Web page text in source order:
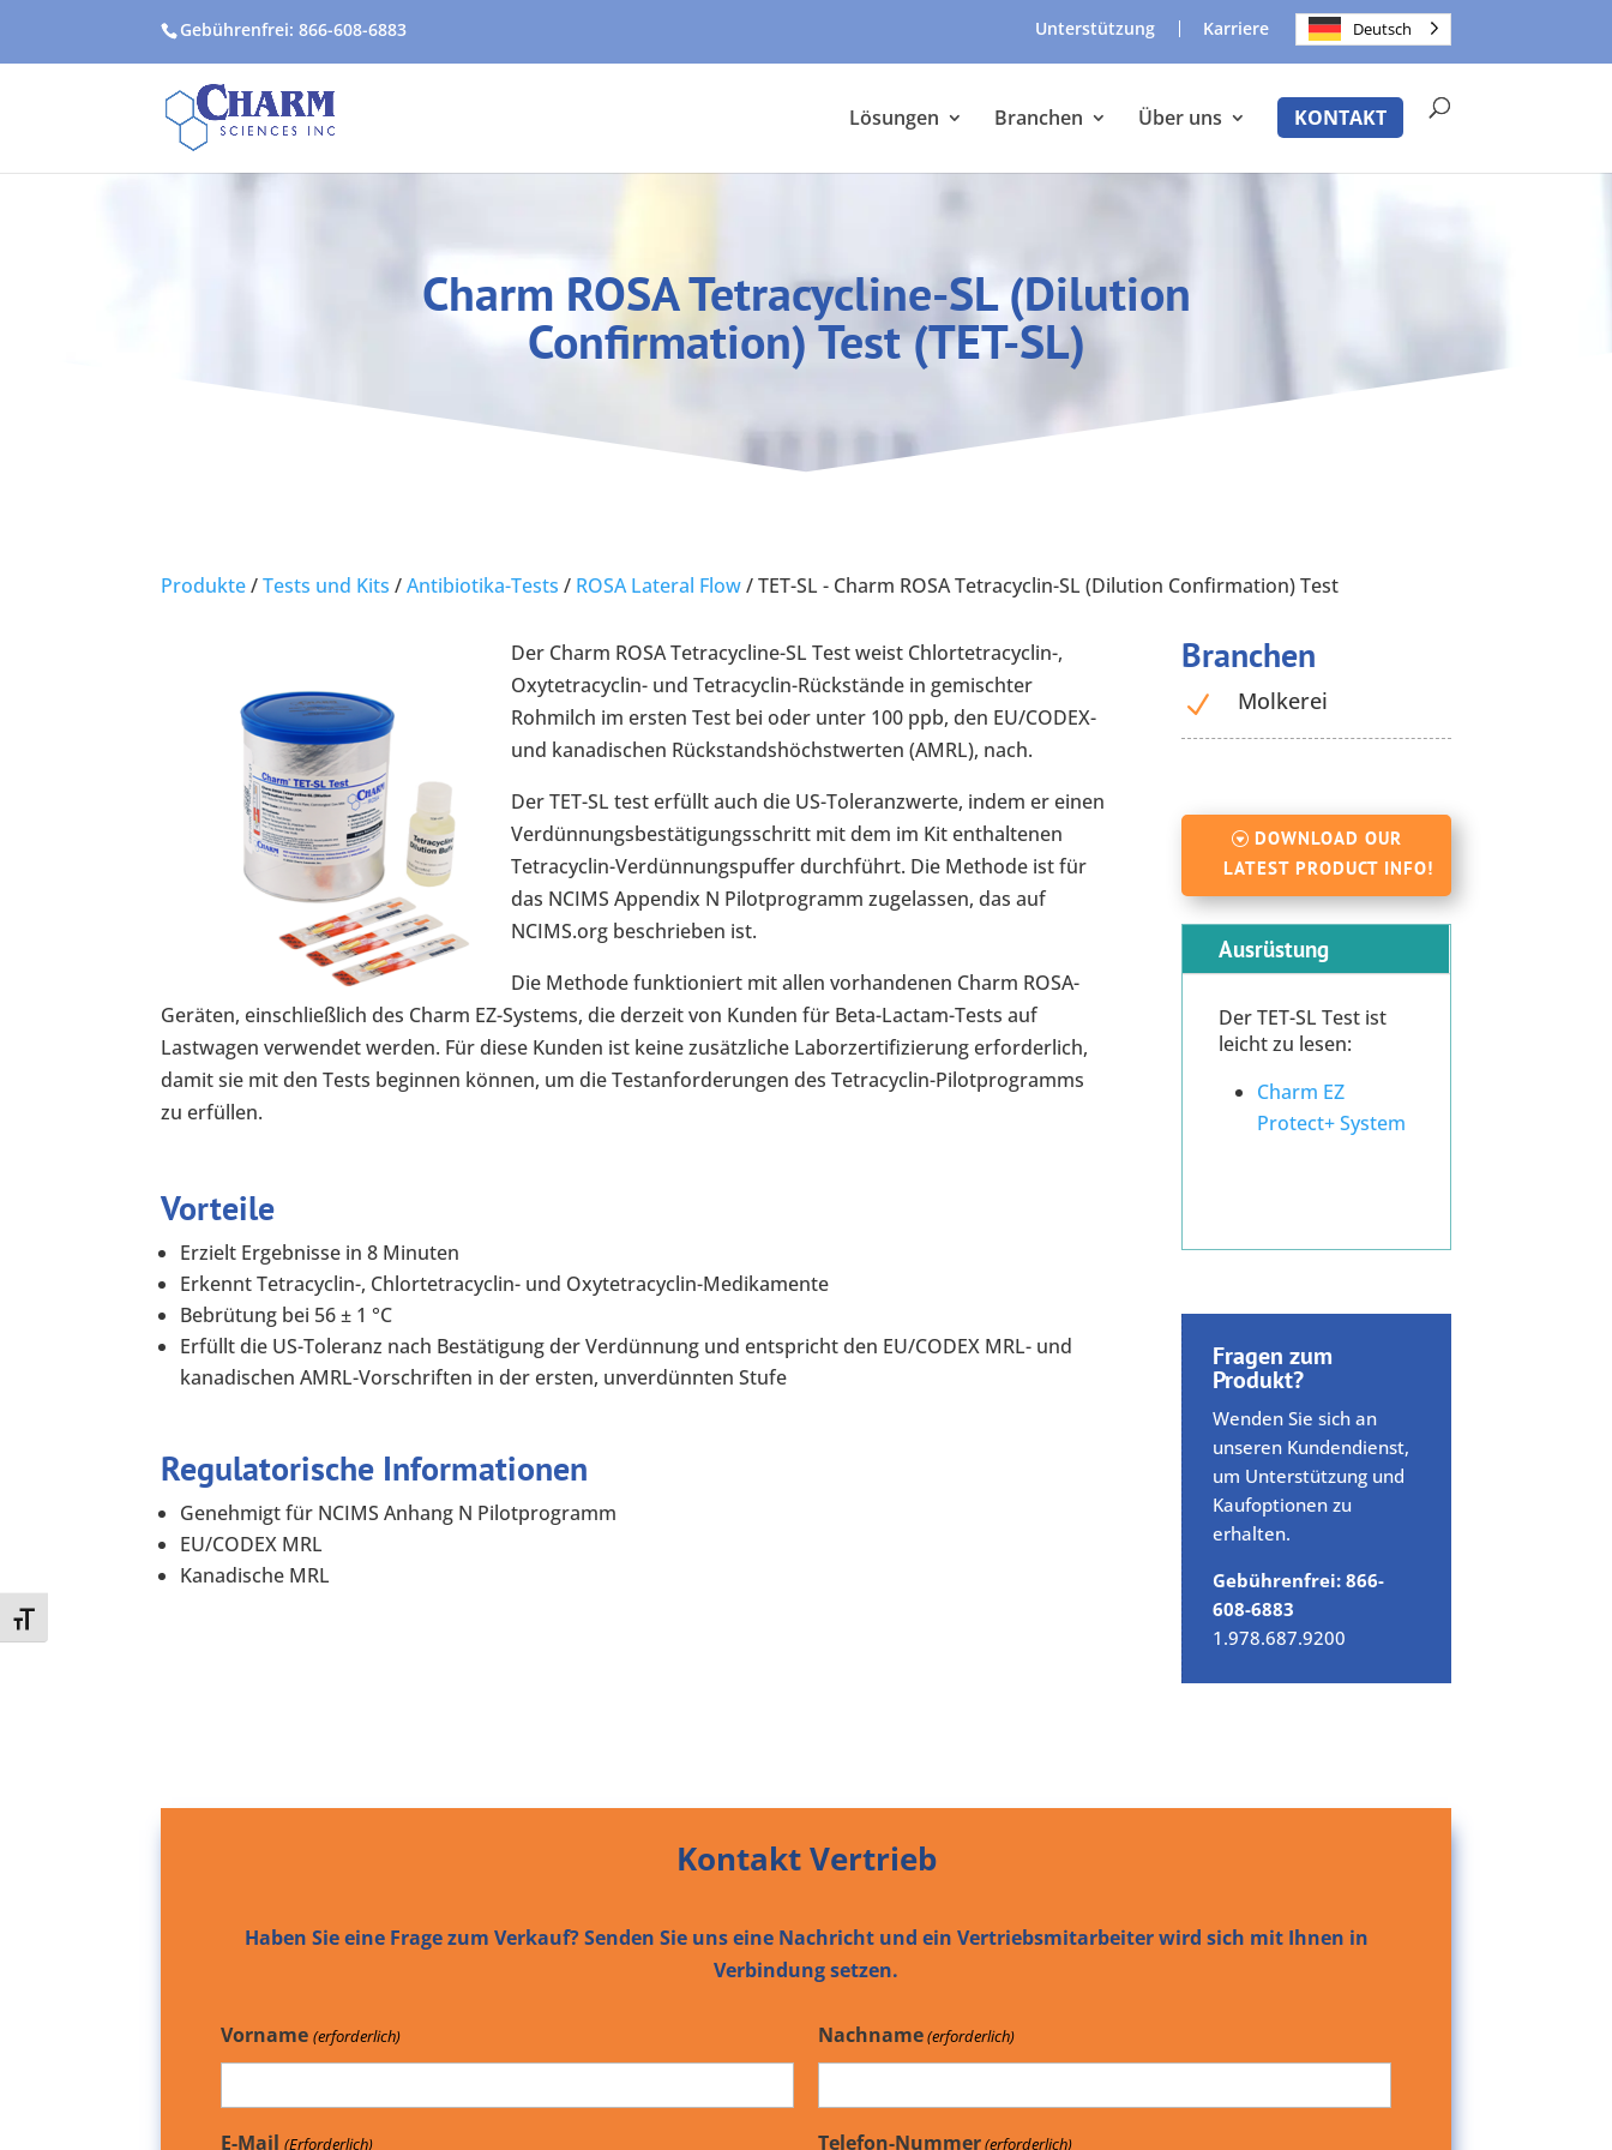
Toggle Font size
Gebührenfrei: 866-608-6883 Unterstützung Karriere Deutsch
Lösungen Branchen Über uns KONTAKT
Charm ROSA Tetracycline-SL (Dilution
Confirmation) Test (TET-SL)
Produkte/Tests und Kits /Antibiotika-Tests / ROSA Lateral Flow/TET-SL - Charm ROSA Tetracyclin-SL (Dilution Confirmation) Test
Der Charm ROSA Tetracycline-SL Test weist Chlortetracyclin-,
Oxytetracyclin- und Tetracyclin-Rückstände in gemischter
Rohmilch im ersten Test bei oder unter 100 ppb, den EU/CODEX-
und kanadischen Rückstandshöchstwerten (AMRL), nach.
Der TET-SL test erfüllt auch die US-Toleranzwerte, indem er einen
Verdünnungsbestätigungsschritt mit dem im Kit enthaltenen
Tetracyclin-Verdünnungspuffer durchführt. Die Methode ist für
das NCIMS Appendix N Pilotprogramm zugelassen, das auf
NCIMS.org beschrieben ist.
Die Methode funktioniert mit allen vorhandenen Charm ROSA-
Geräten, einschließlich des Charm EZ-Systems, die derzeit von Kunden für Beta-Lactam-Tests auf
Lastwagen verwendet werden. Für diese Kunden ist keine zusätzliche Laborzertifizierung erforderlich,
damit sie mit den Tests beginnen können, um die Testanforderungen des Tetracyclin-Pilotprogramms
zu erfüllen.
Vorteile
Erzielt Ergebnisse in 8 Minuten
Erkennt Tetracyclin-, Chlortetracyclin- und Oxytetracyclin-Medikamente
Bebrütung bei 56 ± 1 °C
Erfüllt die US-Toleranz nach Bestätigung der Verdünnung und entspricht den EU/CODEX MRL- und
kanadischen AMRL-Vorschriften in der ersten, unverdünnten Stufe
Regulatorische Informationen
Genehmigt für NCIMS Anhang N Pilotprogramm
EU/CODEX MRL
Kanadische MRL
Branchen
N Molkerei
DOWNLOAD OUR
LATEST PRODUCT INFO!
Ausrüstung
Der TET-SL Test ist
leicht zu lesen:
Charm EZ
Protect+ System
Fragen zum
Produkt?
Wenden Sie sich an
unseren Kundendienst,
um Unterstützung und
Kaufoptionen zu
erhalten.
Gebührenfrei: 866-
608-6883
1.978.687.9200
Kontakt Vertrieb
Haben Sie eine Frage zum Verkauf? Senden Sie uns eine Nachricht und ein Vertriebsmitarbeiter wird sich mit Ihnen in
Verbindung setzen.
Vorname (erforderlich) Nachname(erforderlich)
E-Mail (Erforderlich) Telefon-Nummer(erforderlich)